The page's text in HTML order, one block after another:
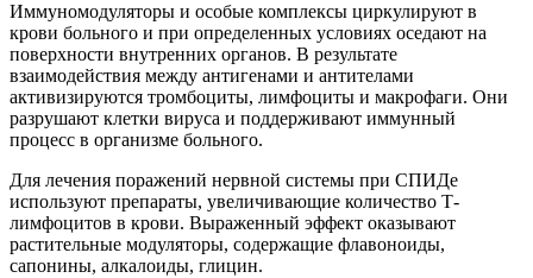
Иммуномодуляторы и особые комплексы циркулируют в
крови больного и при определенных условиях оседают на
поверхности внутренних органов. В результате
взаимодействия между антигенами и антителами
активизируются тромбоциты, лимфоциты и макрофаги. Они
разрушают клетки вируса и поддерживают иммунный
процесс в организме больного.
Для лечения поражений нервной системы при СПИДе
используют препараты, увеличивающие количество Т-
лимфоцитов в крови. Выраженный эффект оказывают
растительные модуляторы, содержащие флавоноиды,
сапонины, алкалоиды, глицин.